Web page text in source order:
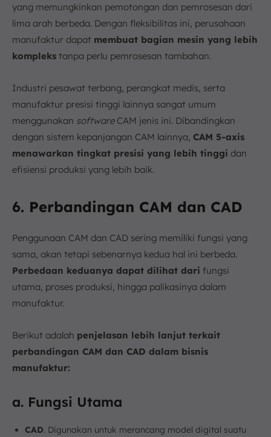
yang memungkinkan pemotongan dan pemrosesan dari
lima arah berbeda. Dengan fleksibilitas ini, perusahaan
manufaktur dapat membuat bagian mesin yang lebih
kompleks tanpa perlu pemrosesan tambahan.
Industri pesawat terbang, perangkat medis, serta
manufaktur presisi tinggi lainnya sangat umum
menggunakan softwareCAM jenis ini. Dibandingkan
dengan sistem kepanjangan CAM lainnya, CAM 5-axis
menawarkan tingkat presisi yang lebih tinggi dan
efisiensi produksi yang lebih baik.
6. Perbandingan CAM dan CAD
Penggunaan CAM dan CAD sering memiliki fungsi yang
sama, akan tetapi sebenarnya kedua hal ini berbeda.
Perbedaan keduanya dapat dilihat dari fungsi
utama, proses produksi, hingga palikasinya dalam
manufaktur.
Berikut adalah penjelasan lebih lanjut terkait
perbandingan CAM dan CAD dalam bisnis
manufaktur:
a. Fungsi Utama
CAD. Digunakan untuk merancang model digital suatu